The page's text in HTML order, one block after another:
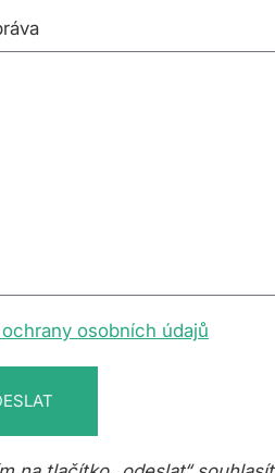
osobních údajů